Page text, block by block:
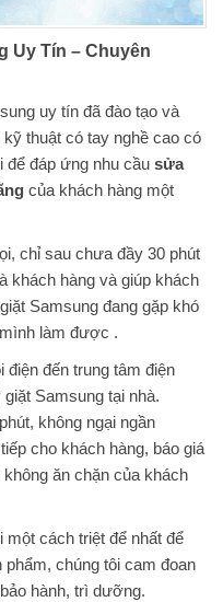
Uy Tín – Chuyên
uy tín đã đào tạo và
thuật có tay nghề cao có
để đáp ứng nhu cầu sửa
của khách hàng một
chỉ sau chưa đầy 30 phút
khách hàng và giúp khách
Samsung đang gặp khó
làm được .
đến trung tâm điện
Samsung tại nhà.
không ngại ngần
cho khách hàng, báo giá
ăn chặn của khách
một cách triệt để nhất để
chúng tôi cam đoan
hành, trì dưỡng.